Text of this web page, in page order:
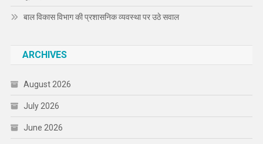
बाल विकास विभाग की प्रशासनिक व्यवस्था पर उठे सवाल
ARCHIVES
August 2026
July 2026
June 2026